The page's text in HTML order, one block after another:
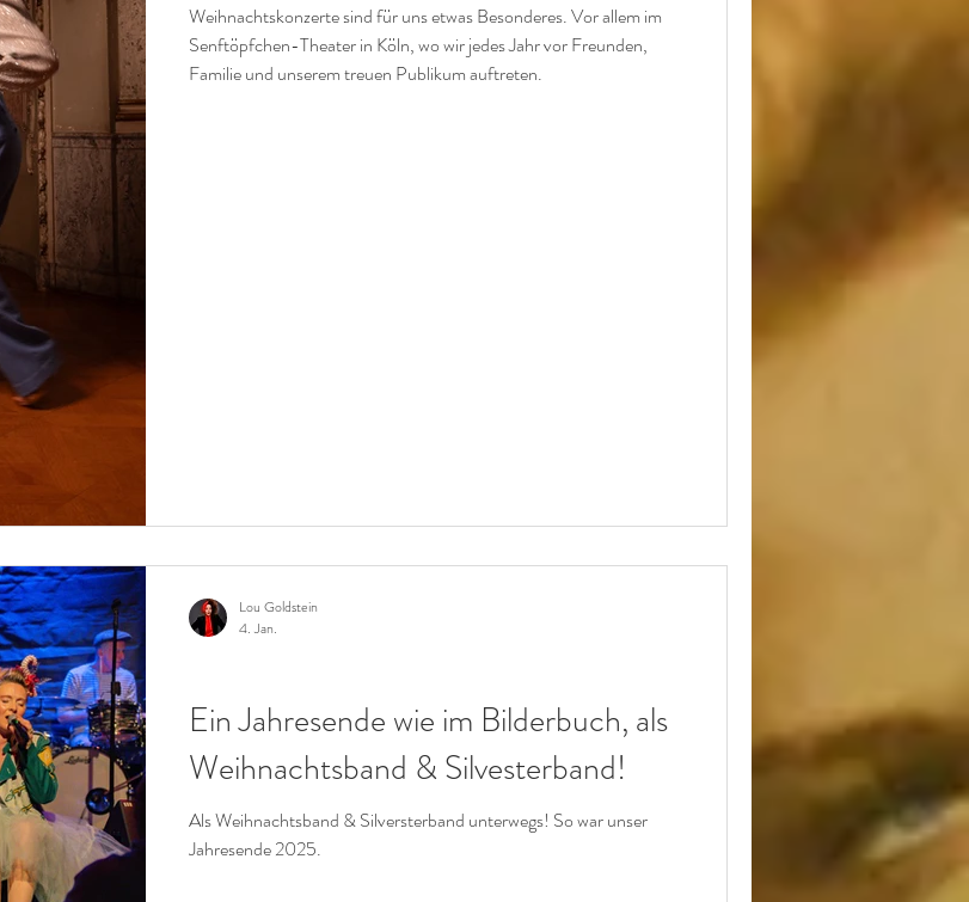
Weihnachtskonzerte sind für uns etwas Besonderes. Vor allem im
Senftöpfchen-Theater in Köln, wo wir jedes Jahr vor Freunden,
Familie und unserem treuen Publikum auftreten.
Ein Jahresende wie im Bilderbuch, als
Weihnachtsband & Silvesterband!
Als Weihnachtsband & Silversterband unterwegs! So war unser
Jahresende 2025.
Lou Goldstein
4. Jan.